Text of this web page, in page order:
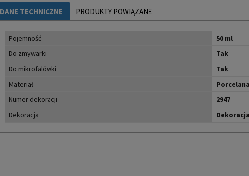
DANE TECHNICZNE PRODUKTY POWIĄZANE
Pojemność
50 ml
Do zmywarki
Tak
Do mikrofalówki
Tak
Materiał
Porcelana
Numer dekoracji
2947
Dekoracja